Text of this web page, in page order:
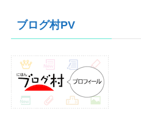
ブ
ブログ村PV